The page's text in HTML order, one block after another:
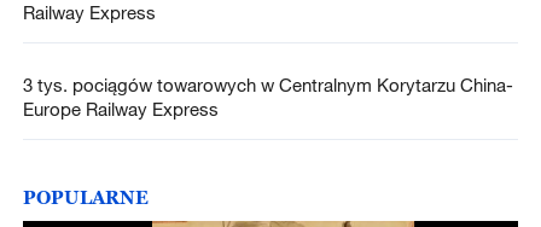
Railway Express
3 tys. pociągów towarowych w Centralnym Korytarzu China-
Europe Railway Express
POPULARNE